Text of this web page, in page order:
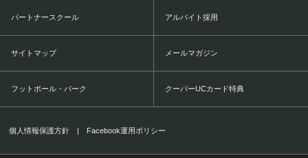
パートナースクール アルバイト採用
サイトマップ メールマガジン
フットボール・パーク クーバーUCカード特典
個人情報保護方針 | Facebook運用ポリシー